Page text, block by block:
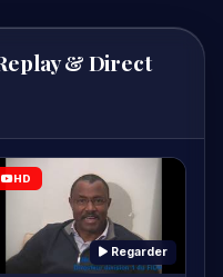
HD
Regarder
Dr Mohamed bea
Amadou Diallo